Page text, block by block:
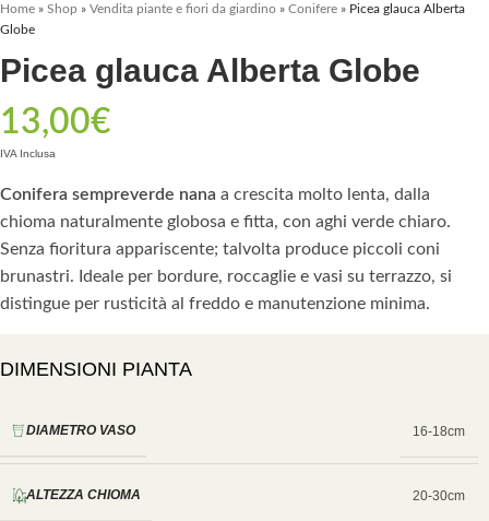
Home » Shop » Vendita piante e fiori da giardino » Conifere » Picea glauca Alberta
Globe
Picea glauca Alberta Globe
13,00€
IVA Inclusa
Conifera sempreverde nana a crescita molto lenta, dalla
chioma naturalmente globosa e fitta, con aghi verde chiaro.
Senza fioritura appariscente; talvolta produce piccoli coni
brunastri. Ideale per bordure, roccaglie e vasi su terrazzo, si
distingue per rusticità al freddo e manutenzione minima.
DIMENSIONI PIANTA
DIAMETRO VASO 16-18cm
ALTEZZA CHIOMA 20-30cm